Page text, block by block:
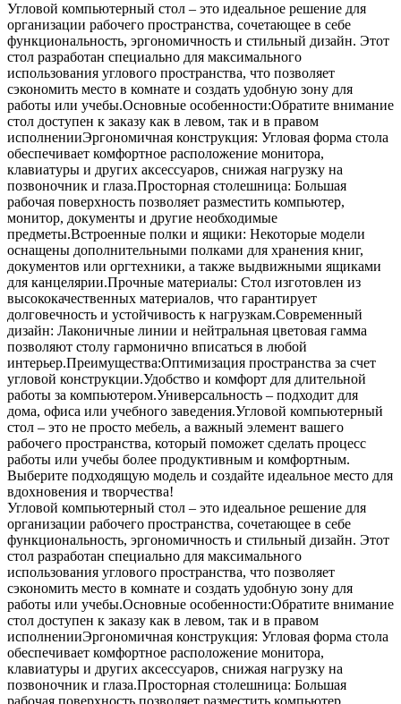
Угловой компьютерный стол – это идеальное решение для
организации рабочего пространства, сочетающее в себе
функциональность, эргономичность и стильный дизайн. Этот
стол разработан специально для максимального
использования углового пространства, что позволяет
сэкономить место в комнате и создать удобную зону для
работы или учебы.Основные особенности:Обратите внимание
стол доступен к заказу как в левом, так и в правом
исполненииЭргономичная конструкция: Угловая форма стола
обеспечивает комфортное расположение монитора,
клавиатуры и других аксессуаров, снижая нагрузку на
позвоночник и глаза.Просторная столешница: Большая
рабочая поверхность позволяет разместить компьютер,
монитор, документы и другие необходимые
предметы.Встроенные полки и ящики: Некоторые модели
оснащены дополнительными полками для хранения книг,
документов или оргтехники, а также выдвижными ящиками
для канцелярии.Прочные материалы: Стол изготовлен из
высококачественных материалов, что гарантирует
долговечность и устойчивость к нагрузкам.Современный
дизайн: Лаконичные линии и нейтральная цветовая гамма
позволяют столу гармонично вписаться в любой
интерьер.Преимущества:Оптимизация пространства за счет
угловой конструкции.Удобство и комфорт для длительной
работы за компьютером.Универсальность – подходит для
дома, офиса или учебного заведения.Угловой компьютерный
стол – это не просто мебель, а важный элемент вашего
рабочего пространства, который поможет сделать процесс
работы или учебы более продуктивным и комфортным.
Выберите подходящую модель и создайте идеальное место для
вдохновения и творчества!
Угловой компьютерный стол – это идеальное решение для
организации рабочего пространства, сочетающее в себе
функциональность, эргономичность и стильный дизайн. Этот
стол разработан специально для максимального
использования углового пространства, что позволяет
сэкономить место в комнате и создать удобную зону для
работы или учебы.Основные особенности:Обратите внимание
стол доступен к заказу как в левом, так и в правом
исполненииЭргономичная конструкция: Угловая форма стола
обеспечивает комфортное расположение монитора,
клавиатуры и других аксессуаров, снижая нагрузку на
позвоночник и глаза.Просторная столешница: Большая